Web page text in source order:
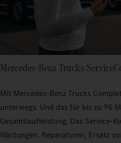
Mercedes‑Benz Trucks
Mit Mercedes‑Benz Trucks
unterwegs. Und das für bis zu 96
Gesamtlaufleistung. Das Service-
Wartungen, Reparaturen, Ersatz